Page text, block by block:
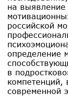
на выявление
российской
определение
в
компетенций,
современной